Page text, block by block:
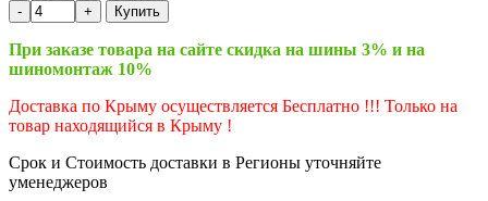
- + Купить
При заказе товара на сайте скидка на шины 3% и на
шиномонтаж 10%
Доставка по Крыму осуществляется Бесплатно !!! Только на
товар находящийся в Крыму !
Срок и Стоимость доставки в Регионы уточняйте
уменеджеров